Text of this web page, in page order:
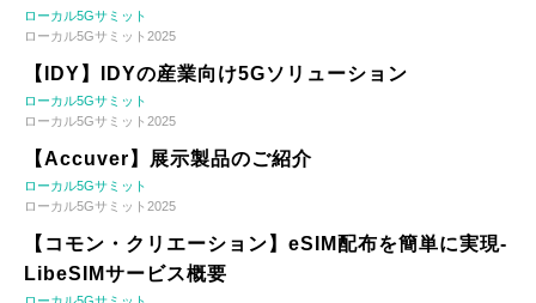
ローカル5Gサミット
ローカル5Gサミット2025
【IDY】IDYの産業向け5Gソリューション
ローカル5Gサミット
ローカル5Gサミット2025
【Accuver】展示製品のご紹介
ローカル5Gサミット
ローカル5Gサミット2025
【コモン・クリエーション】eSIM配布を簡単に実現-
LibeSIMサービス概要
ローカル5Gサミット